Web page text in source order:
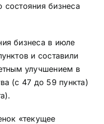
состояния бизнеса
бизнеса в июле
и составили
улучшением в
(с 47 до 59 пункта)
«текущее